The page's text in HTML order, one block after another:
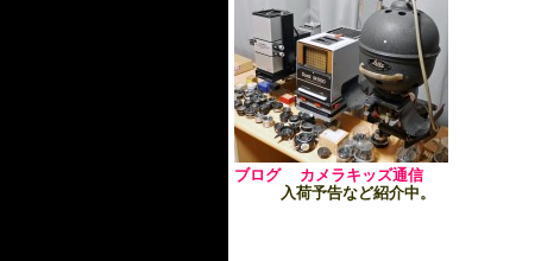
ブログ カメラキッズ通信
入荷予告など紹介中。